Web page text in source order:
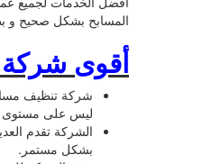
المسابح بشكل صحيح و
أقوى
شركة تنظيف
ليس على مستوى
الشركة تقدم
بشكل مستمر.